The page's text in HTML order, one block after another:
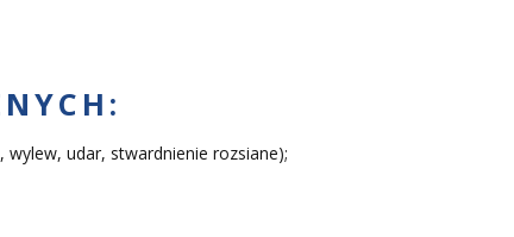
udar, stwardnienie rozsiane);